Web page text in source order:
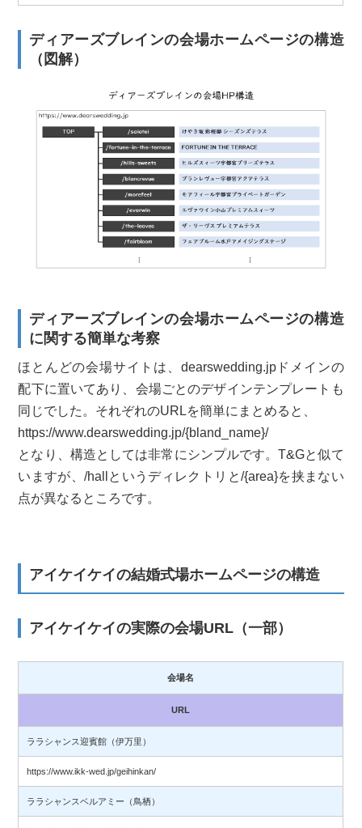
ディアーズブレインの会場ホームページの構造
（図解）
ディアーズブレインの会場ホームページの構造
に関する簡単な考察
ほとんどの会場サイトは、dearswedding.jpドメインの
配下に置いてあり、会場ごとのデザインテンプレートも
同じでした。それぞれのURLを簡単にまとめると、
https://www.dearswedding.jp/{bland_name}/
となり、構造としては非常にシンプルです。T&Gと似て
いますが、/hallというディレクトリと/{area}を挟まない
点が異なるところです。
アイケイケイの結婚式場ホームページの構造
アイケイケイの実際の会場URL（一部）
会場名
URL
ララシャンス迎賓館（伊万里）
https://www.ikk-wed.jp/geihinkan/
ララシャンスベルアミー（鳥栖）